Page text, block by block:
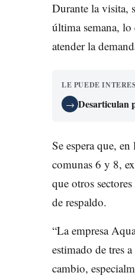
Durante la visita,
última semana,
atender la
LE PUEDE
→ Desarticulan
Se espera que,
comunas 6 y 8,
que otros
de respaldo.
“La empresa
estimado de tres
cambio,